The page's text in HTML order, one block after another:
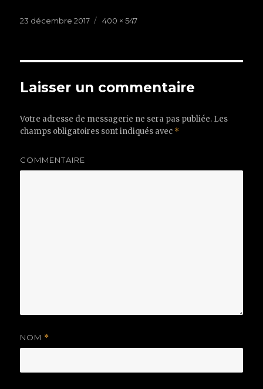
Publié
23 décembre 2017
Taille
400 × 547
Laisser un commentaire
Votre adresse de messagerie ne sera pas publiée. Les
champs obligatoires sont indiqués avec *
COMMENTAIRE
NOM *